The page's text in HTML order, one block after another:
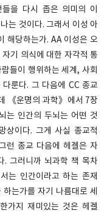
을 다시 좁은 의미의 이
는 것이다. 그래서 이성 아
해당하는가. AA 이성은 오
기 의식에 대한 자각적 통
들이 행위하는 세계, 사회
룬다. 그 다음에 CC 종교
《운명의 과학》에서 7장
는 인간의 두뇌는 어떤 것
상이다. 그게 사실 종교적
런 종교 다음에 헤겔은 자
. 그러니까 뇌과학 책 목차
는 인간이라고 하는 존재
는가를 자기 나름대로 세
가지 재미있는 것은 헤겔